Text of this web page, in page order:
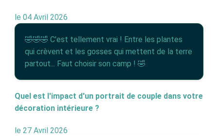
le 04 Avril 2026
🤣🤣🤣 C'est tellement vrai ! Entre les plantes
qui crèvent et les gosses qui mettent de la terre
partout... Faut choisir son camp ! 🤣
Quel est l'impact d'un portrait de couple dans votre
décoration intérieure ?
le 27 Avril 2026